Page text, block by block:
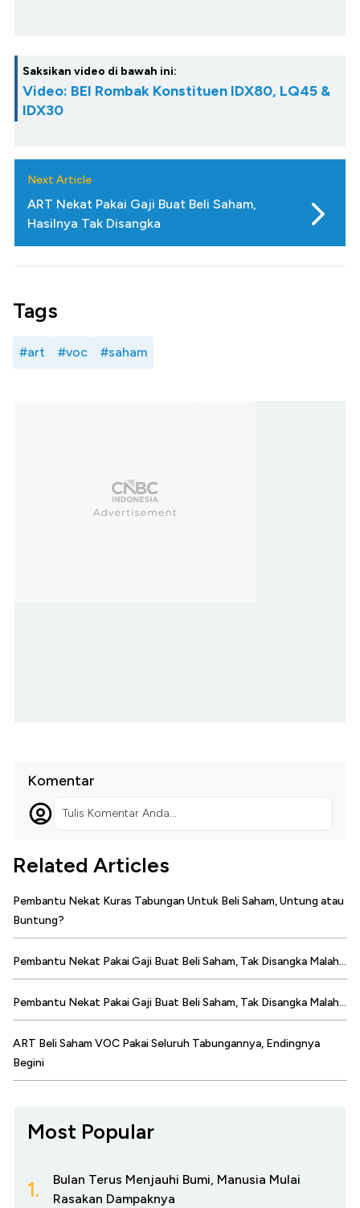
Saksikan video di bawah ini:
Video: BEI Rombak Konstituen IDX80, LQ45 &
IDX30
Next Article
ART Nekat Pakai Gaji Buat Beli Saham,
Hasilnya Tak Disangka
Tags
#art #voc #saham
Komentar
Tulis Komentar Anda...
Related Articles
Pembantu Nekat Kuras Tabungan Untuk Beli Saham, Untung atau
Buntung?
Pembantu Nekat Pakai Gaji Buat Beli Saham, Tak Disangka Malah...
Pembantu Nekat Pakai Gaji Buat Beli Saham, Tak Disangka Malah...
ART Beli Saham VOC Pakai Seluruh Tabungannya, Endingnya
Begini
Most Popular
1.
Bulan Terus Menjauhi Bumi, Manusia Mulai
Rasakan Dampaknya